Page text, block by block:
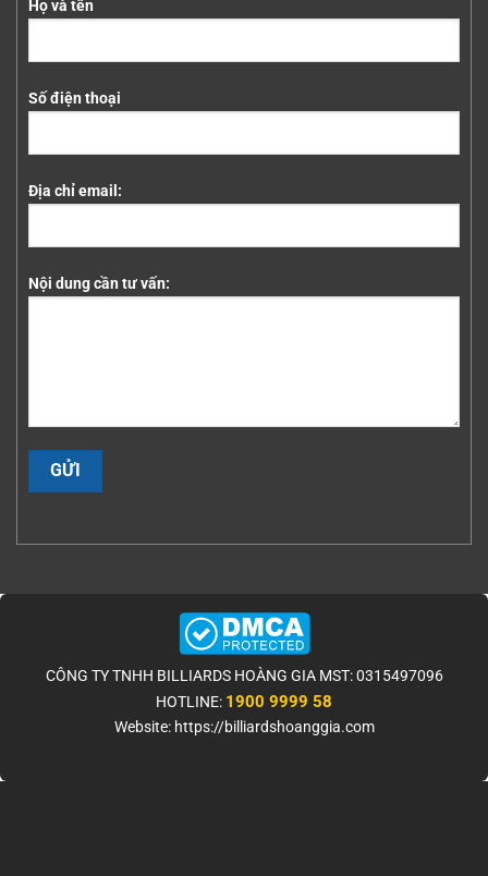
Họ và tên
Số điện thoại
Địa chỉ email:
Nội dung cần tư vấn:
CÔNG TY TNHH BILLIARDS HOÀNG GIA MST: 0315497096
HOTLINE: 1900 9999 58
Website: https://billiardshoanggia.com